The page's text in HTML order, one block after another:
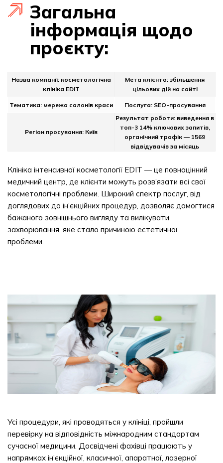
Загальна
інформація щодо
проєкту:
Назва компанії: косметологічна
клініка EDIT
Мета клієнта: збільшення
цільових дій на сайті
Тематика: мережа салонів краси Послуга: SEO-просування
Регіон просування: Київ
Результат роботи: виведення в
топ-3 14% ключових запитів,
органічний трафік — 1569
відвідувачів за місяць
Клініка інтенсивної косметології EDIT — це повноцінний
медичний центр, де клієнти можуть розв’язати всі свої
косметологічні проблеми. Широкий спектр послуг, від
доглядових до ін’єкційних процедур, дозволяє домогтися
бажаного зовнішнього вигляду та вилікувати
захворювання, яке стало причиною естетичної
проблеми.
Усі процедури, які проводяться у клініці, пройшли
перевірку на відповідність міжнародним стандартам
сучасної медицини. Досвідчені фахівці працюють у
напрямках ін’єкційної, класичної, апаратної, лазерної